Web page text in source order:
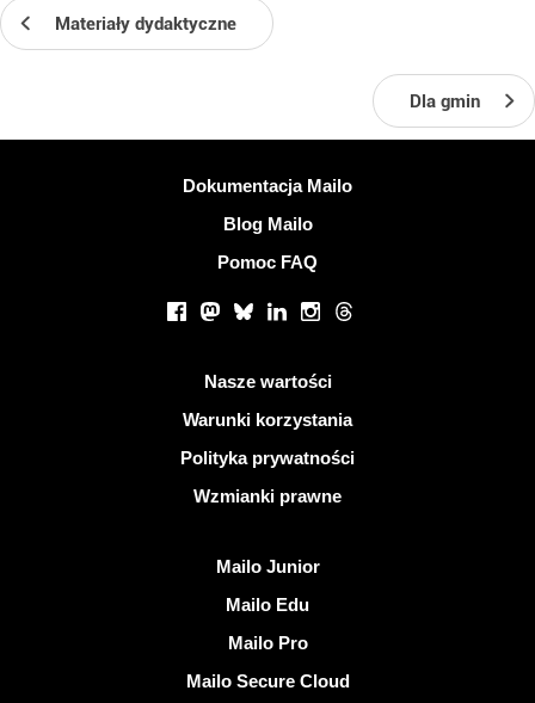
Materiały dydaktyczne
Dla gmin
Dokumentacja Mailo
Blog Mailo
Pomoc FAQ
Facebook
Mastodon
BlueskyLinkedInInstagram
Threads
Nasze wartości
Warunki korzystania
Polityka prywatności
Wzmianki prawne
Mailo Junior
Mailo Edu
Mailo Pro
Mailo Secure Cloud